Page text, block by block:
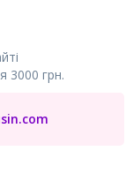
3000 грн.